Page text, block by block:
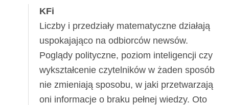
KFi
Liczby i przedziały matematyczne działają
uspokajająco na odbiorców newsów.
Poglądy polityczne, poziom inteligencji czy
wykształcenie czytelników w żaden sposób
nie zmieniają sposobu, w jaki przetwarzają
oni informacje o braku pełnej wiedzy. Oto